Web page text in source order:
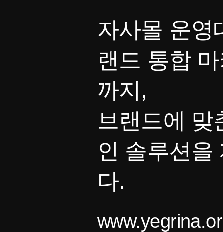
자사몰 운영
랜드 통합
까지,
브랜드에 맞
인 솔루션을
다.